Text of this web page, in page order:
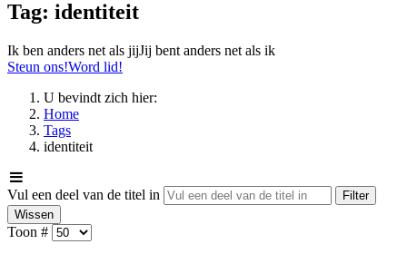
Tag: identiteit
Ik ben anders net als jijJij bent anders net als ik
Steun ons!Word lid!
U bevindt zich hier:
Home
Tags
identiteit
Vul een deel van de titel in
Filter
Wissen
Toon #